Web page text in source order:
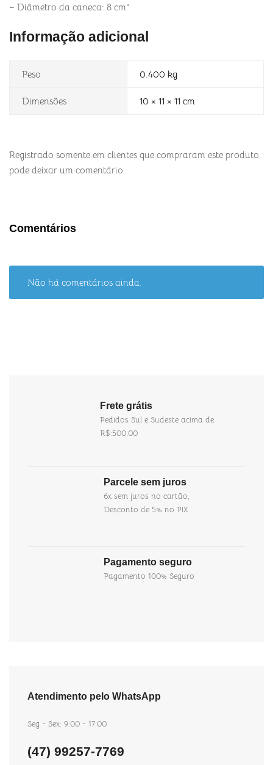
– Diâmetro da caneca: 8 cm”
Informação adicional
Peso 0.400 kg
Dimensões 10 × 11 × 11 cm
Registrado somente em clientes que compraram este produto
pode deixar um comentário.
Comentários
Não há comentários ainda.
Frete grátis
Pedidos Sul e Sudeste acima de
R$:500,00
Parcele sem juros
6x sem juros no cartão,
Desconto de 5% no PIX
Pagamento seguro
Pagamento 100% Seguro
Atendimento pelo WhatsApp
Seg - Sex: 9:00 - 17:00
(47) 99257-7769